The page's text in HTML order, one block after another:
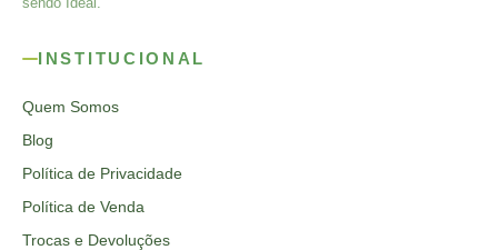
INSTITUCIONAL
Quem Somos
Blog
Política de Privacidade
Política de Venda
Trocas e Devoluções